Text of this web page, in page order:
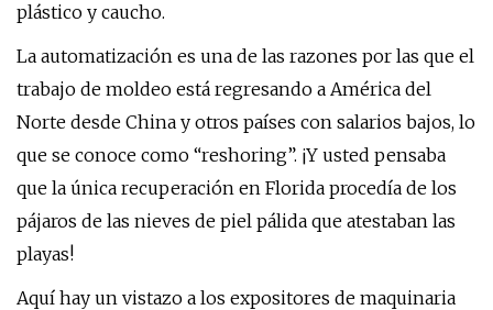
plástico y caucho.
La automatización es una de las razones por las que el
trabajo de moldeo está regresando a América del
Norte desde China y otros países con salarios bajos, lo
que se conoce como “reshoring”. ¡Y usted pensaba
que la única recuperación en Florida procedía de los
pájaros de las nieves de piel pálida que atestaban las
playas!
Aquí hay un vistazo a los expositores de maquinaria